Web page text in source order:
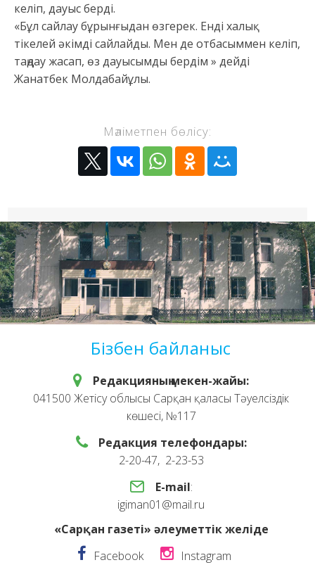
келіп, дауыс берді.
«Бұл сайлау бұрынғыдан өзгерек. Енді халық
тікелей әкімді сайлайды. Мен де отбасыммен келіп,
таңдау жасап, өз дауысымды бердім » дейді
Жанатбек Молдабайұлы.
Мәліметпен бөлісу:
Бізбен байланыс
Редакцияның мекен-жайы:
041500 Жетісу облысы Сарқан қаласы Тәуелсіздік
көшесі, №117
Редакция телефондары:
2-20-47, 2-23-53
E-mail:
igiman01@mail.ru
«Сарқан газеті» әлеуметтік желіде
Facebook
Instagram